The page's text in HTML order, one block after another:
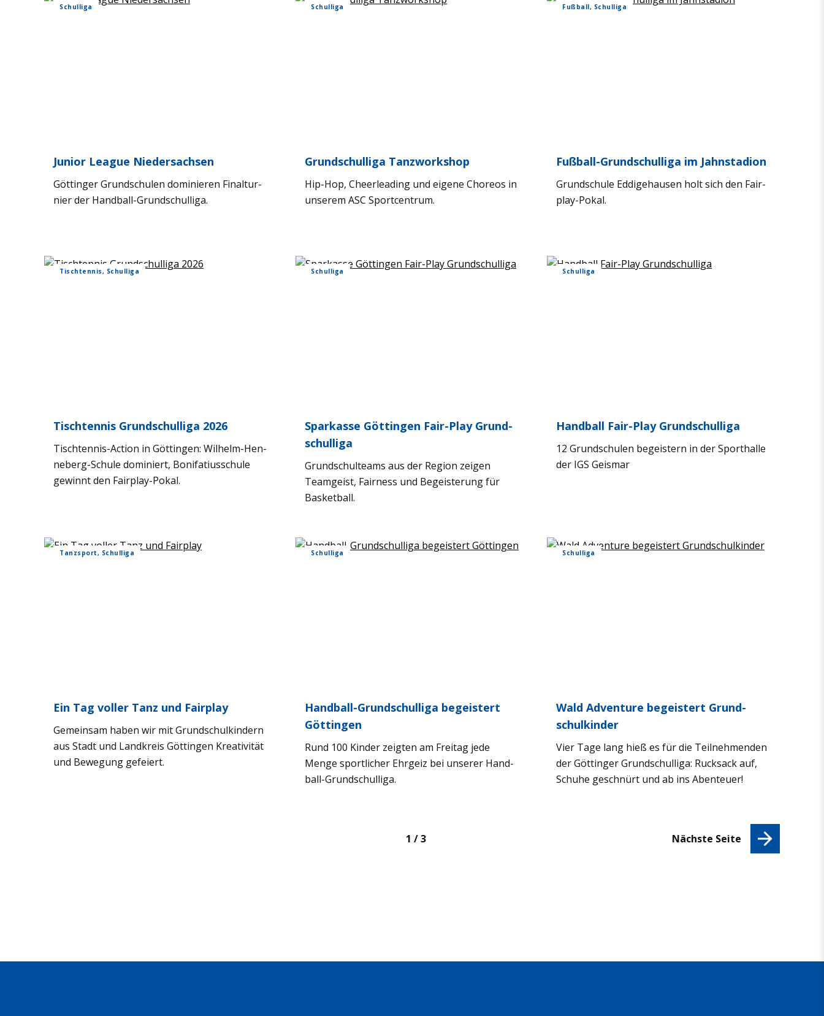
Schul­liga
Junior League Nie­der­sach­sen
Göt­tin­ger Grund­schu­len domi­nie­ren Final­tur­
nier der Hand­ball-Grund­schul­liga.
Schul­liga
Grund­schul­liga Tanz­work­shop
Hip-Hop, Cheer­lea­ding und eigene Cho­reos in
unse­rem ASC Sport­cen­trum.
Fuß­ball, Schul­liga
Fuß­ball-Grund­schul­liga im Jahn­sta­dion
Grund­schule Eddi­ge­hau­sen holt sich den Fair­
play-Pokal.
Tisch­ten­nis, Schul­liga
Tisch­ten­nis Grund­schul­liga 2026
Tisch­ten­nis-Action in Göt­tin­gen: Wil­helm-Hen­
ne­berg-Schule domi­niert, Boni­fa­ti­us­schule
gewinnt den Fair­play-Pokal.
Schul­liga
Spar­kasse Göt­tin­gen Fair-Play Grund­
schul­liga
Grund­schul­teams aus der Region zei­gen
Team­geist, Fair­ness und Begeis­te­rung für
Bas­ket­ball.
Schul­liga
Hand­ball Fair-Play Grund­schul­liga
12 Grund­schu­len begeis­tern in der Sport­halle
der IGS Geis­mar
Tanz­sport, Schul­liga
Ein Tag vol­ler Tanz und Fair­play
Gemein­sam haben wir mit Grund­schul­kin­dern
aus Stadt und Land­kreis Göt­tin­gen Krea­ti­vi­tät
und Bewe­gung gefei­ert.
Schul­liga
Hand­ball-Grund­schul­liga begeis­tert
Göt­tin­gen
Rund 100 Kin­der zeig­ten am Frei­tag jede
Menge sport­li­cher Ehr­geiz bei unse­rer Hand­
ball-Grund­schul­liga.
Schul­liga
Wald Adven­ture begeis­tert Grund­
schul­kin­der
Vier Tage lang hieß es für die Teil­neh­men­den
der Göt­tin­ger Grund­schul­liga: Ruck­sack auf,
Schuhe geschnürt und ab ins Aben­teuer!
1 / 3 Nächste Seite